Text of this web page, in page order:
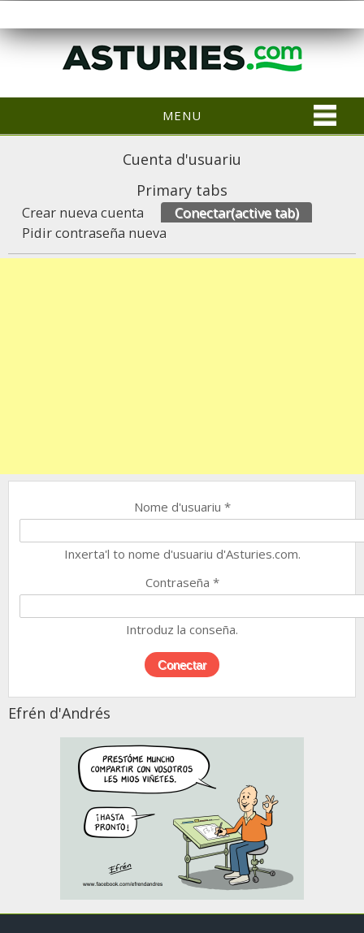
MENU
Cuenta d'usuariu
Primary tabs
Crear nueva cuenta Conectar(active tab)
Pidir contraseña nueva
Nome d'usuariu *
Inxerta'l to nome d'usuariu d'Asturies.com.
Contraseña *
Introduz la conseña.
Efrén d'Andrés